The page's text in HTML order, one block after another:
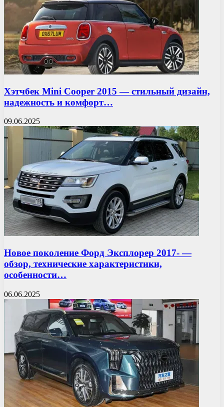
Хэтчбек Mini Cooper 2015 — стильный дизайн,
надежность и комфорт…
09.06.2025
Новое поколение Форд Эксплорер 2017- —
обзор, технические характеристики,
особенности…
06.06.2025